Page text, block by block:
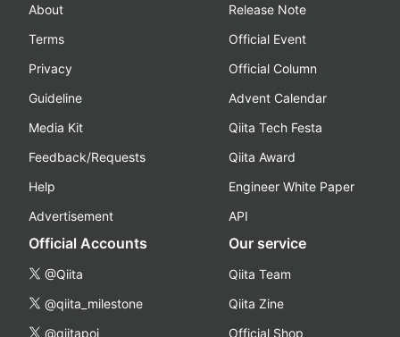
About
Terms
Privacy
Guideline
Media Kit
Feedback/Requests
Help
Advertisement
Release Note
Official Event
Official Column
Advent Calendar
Qiita Tech Festa
Qiita Award
Engineer White Paper
API
Official Accounts
@Qiita
@qiita_milestone
@qiitapoi
Our service
Qiita Team
Qiita Zine
Official Shop